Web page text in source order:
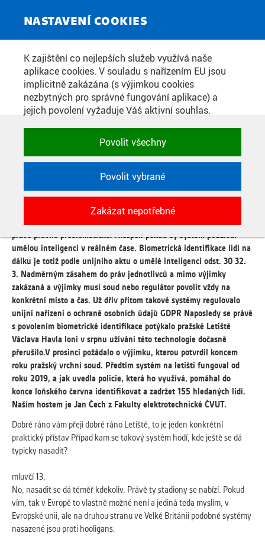
NASTAVENÍ COOKIES
K zajištění co nejlepších služeb využívá naše
aplikace cookies. V souladu s nařízením EU jsou
implicitně zakázána (s výjimkou cookies
nezbytných pro správné fungování aplikace) a
jejich povolení vyžaduje Váš aktivní souhlas.
zakázat, případně vybrat a povolit cookies podle
kategorie. Svoje rozhodnutí můžete samozřejmě
kdykoli změnit.
POTŘEBNÉ
Technické cookies využívané aplikacemi
ČVUT pro uchování jejich nastavení,
vlastností a identifikátorů relace. Jsou
nezbytné pro správné fungování a jsou
vždy aktivní.
ANALYTICKÉ
Slouží pro získávání anonymizovaných
statistických údajů, které nám pomáhají
vylepšovat naše aplikace. Zpravidla jde o
cookies systémů třetích stran, které k
těmto účelům využíváme.
MARKETINGOVÉ
Využívané za účelem zobrazení
správných nabídek a cílení obsahu podle
Vašich preferencí. Zpravidla jde o
s analýzou uživatelského chování
pomáhají.
OSTATNÍ
Povolit všechny
Povolit vybrané
Zakázat nepotřebné
ZPRAVODAJSKÝ SERVIS
JAN ČECH Z FAKULTY
ELEKTROTECHNICKÉ ČVUT
HOSTEM POŘADU STUDIO 6 NA
ČT 24
Datum zveřejnění:15. 5. 2026
Hlídají ulice Průmyslové nebo kriticky důležité areály nebo třeba
stadiony. Po sobotním incidentu na pražském stadionu v Edenu by
chtěl slávistický klub spustit dokonce systém, který dokáže v
právě právně problematické. Alespoň pokud by systém používal
umělou inteligenci v reálném čase. Biometrická identifikace lidí na
dálku je totiž podle unijního aktu o umělé inteligenci odst. 30 32.
3. Nadměrným zásahem do práv jednotlivců a mimo výjimky
zakázaná a výjimky musí soud nebo regulátor povolit vždy na
konkrétní místo a čas. Už dřív přitom takové systémy regulovalo
unijní nařízení o ochraně osobních údajů GDPR Naposledy se právě
s povolením biometrické identifikace potýkalo pražské Letiště
Václava Havla loni v srpnu užívání této technologie dočasně
přerušilo.V prosinci požádalo o výjimku, kterou potvrdil koncem
roku pražský vrchní soud. Předtím systém na letišti fungoval od
roku 2019, a jak uvedla policie, která ho využívá, pomáhal do
konce loňského června identifikovat a zadržet 155 hledaných lidí.
Naším hostem je Jan Čech z Fakulty elektrotechnické ČVUT.
Dobré ráno vám přeji dobré ráno Letiště, to je jeden konkrétní
praktický přístav Případ kam se takový systém hodí, kde ještě se dá
typicky nasadit?
mluvčí 13,
No, nasadit se dá téměř kdekoliv. Právě ty stadiony se nabízí. Pokud
vím, tak v Evropě to vlastně možné není a jediná teda myslím, v
Evropské unii, ale na druhou stranu ve Velké Británii podobné systémy
nasazené jsou proti hooligans.